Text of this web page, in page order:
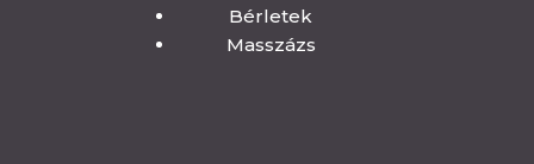
Bérletek
Masszázs